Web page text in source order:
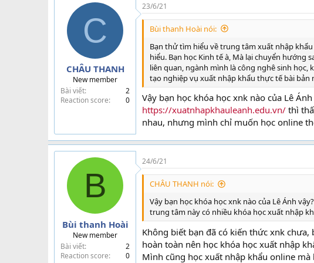
C
CHÂU THANH
New member
Bài viết
2
Reaction score
0
23/6/21
Bùi thanh Hoài nói:
Bạn thử tìm hiểu về trung tâm xuất nhập
hiểu. Bạn học Kinh tế à, Mà lại chuyển hướng
liên quan, ngành mình là công nghê sinh
tạo nghiệp vụ xuất nhập khẩu thực tế bài bản
Vậy bạn học khóa học xnk nào của Lê
https://xuatnhapkhauleanh.edu.vn/ thì
nhau, nhưng mình chỉ muốn học online
B
Bùi thanh Hoài
New member
Bài viết
2
Reaction score
0
24/6/21
CHÂU THANH nói:
Vậy bạn học khóa học xnk nào của Lê Ánh
trung tâm này có nhiều khóa học xuất nhập
Không biết bạn đã có kiến thức xnk
hoàn toàn nên học khóa học xuất nhập
Mình cũng học xuất nhập khẩu online